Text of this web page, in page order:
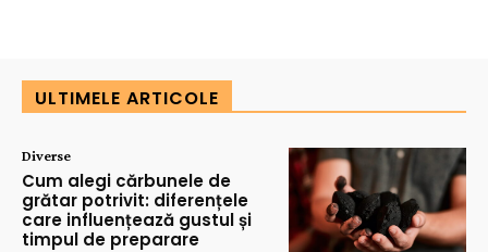
ULTIMELE ARTICOLE
Diverse
Cum alegi cărbunele de
grătar potrivit: diferențele
care influențează gustul și
timpul de preparare